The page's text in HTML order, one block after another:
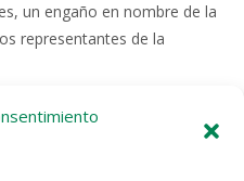
un engaño en nombre de la
representantes de la